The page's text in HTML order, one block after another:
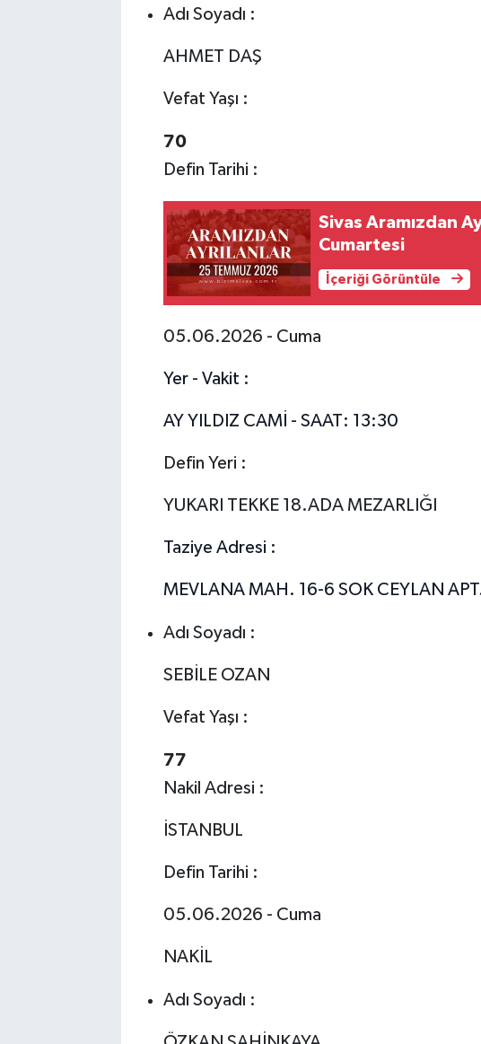
Adı Soyadı :
AHMET DAŞ
Vefat Yaşı :
70
Defin Tarihi :
Sivas Aramızdan
Cumartesi
İçeriği Görüntüle
05.06.2026 - Cuma
Yer - Vakit :
AY YILDIZ CAMİ - SAAT: 13:30
Defin Yeri :
YUKARI TEKKE 18.ADA MEZARLIĞI
Taziye Adresi :
MEVLANA MAH. 16-6 SOK CEYLAN
Adı Soyadı :
SEBİLE OZAN
Vefat Yaşı :
77
Nakil Adresi :
İSTANBUL
Defin Tarihi :
05.06.2026 - Cuma
NAKİL
Adı Soyadı :